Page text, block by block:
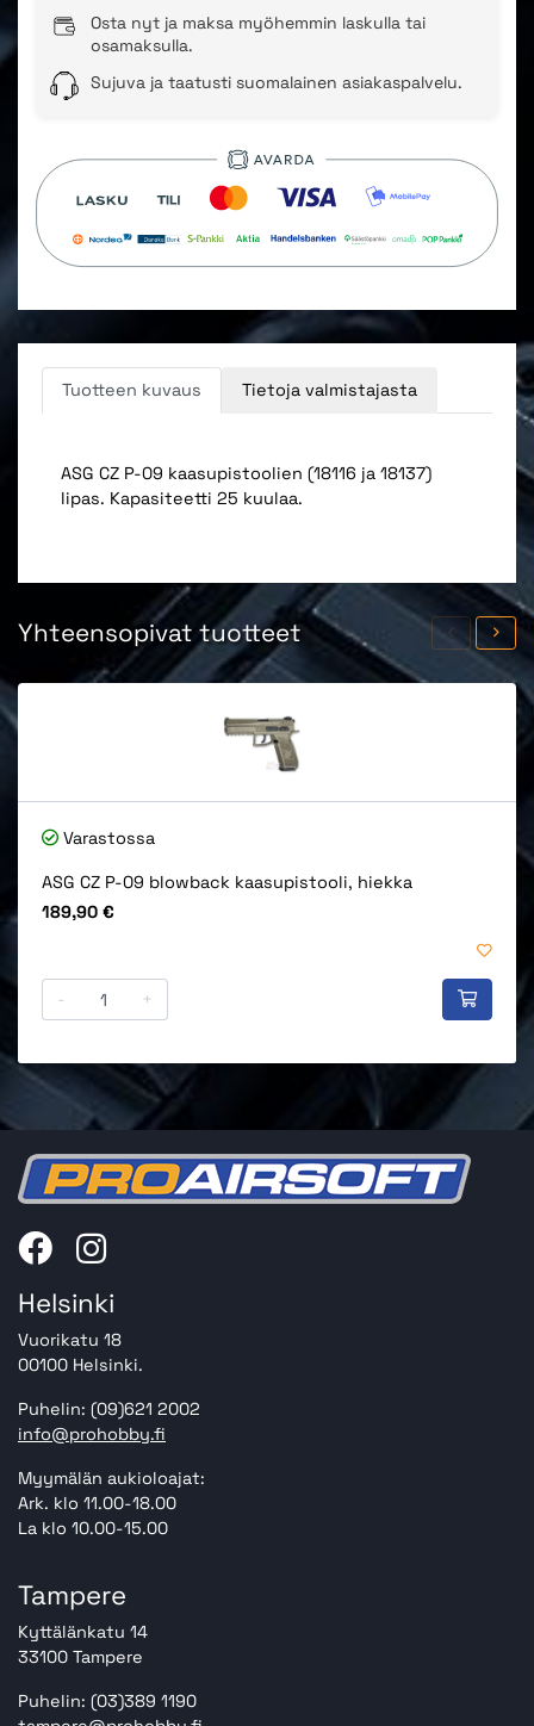
Osta nyt ja maksa myöhemmin laskulla tai
osamaksulla.
Sujuva ja taatusti suomalainen asiakaspalvelu.
Tuotteen kuvaus Tietoja valmistajasta
ASG CZ P-09 kaasupistoolien (18116 ja 18137)
lipas. Kapasiteetti 25 kuulaa.
Yhteensopivat tuotteet
Varastossa
ASG CZ P-09 blowback kaasupistooli, hiekka
Hinta
189,90 €
- +
Helsinki
Vuorikatu 18
00100 Helsinki.
Puhelin: (09)621 2002
info@prohobby.fi
Myymälän aukioloajat:
Ark. klo 11.00-18.00
La klo 10.00-15.00
Tampere
Kyttälänkatu 14
33100 Tampere
Puhelin: (03)389 1190